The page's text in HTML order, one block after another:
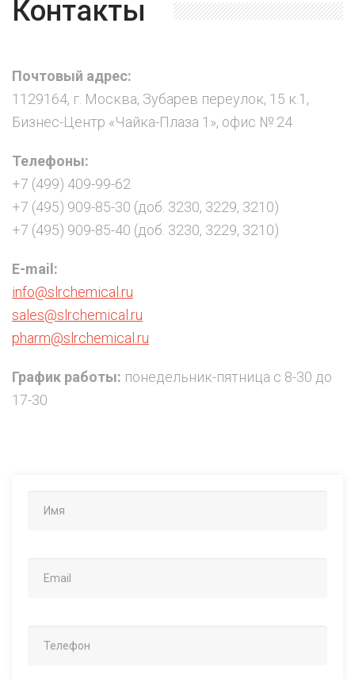
Контакты
Почтовый адрес:
1129164, г. Москва, Зубарев переулок, 15 к.1,
Бизнес-Центр «Чайка-Плаза 1», офис № 24
Телефоны:
+7 (499) 409-99-62
+7 (495) 909-85-30 (доб. 3230, 3229, 3210)
+7 (495) 909-85-40 (доб. 3230, 3229, 3210)
E-mail:
info@slrchemical.ru
sales@slrchemical.ru
pharm@slrchemical.ru
График работы: понедельник-пятница с 8-30 до
17-30